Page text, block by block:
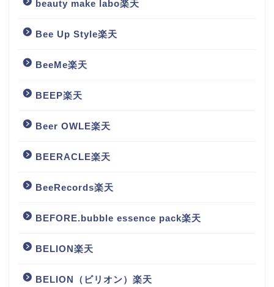
beauty make labo楽天
Bee Up Style楽天
BeeMe楽天
BEEP楽天
Beer OWLE楽天
BEERACLE楽天
BeeRecords楽天
BEFORE.bubble essence pack楽天
BELION楽天
BELION（ビリオン）楽天